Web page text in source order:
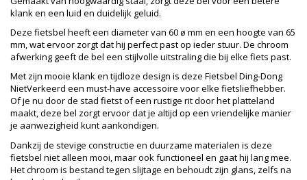
klank en een luid en duidelijk geluid.
Deze fietsbel heeft een diameter van 60 ø mm en een hoogte van 65
mm, wat ervoor zorgt dat hij perfect past op ieder stuur. De chroom
afwerking geeft de bel een stijlvolle uitstraling die bij elke fiets past.
Met zijn mooie klank en tijdloze design is deze Fietsbel Ding-Dong
NietVerkeerd een must-have accessoire voor elke fietsliefhebber.
Of je nu door de stad fietst of een rustige rit door het platteland
maakt, deze bel zorgt ervoor dat je altijd op een vriendelijke manier
je aanwezigheid kunt aankondigen.
Dankzij de stevige constructie en duurzame materialen is deze
fietsbel niet alleen mooi, maar ook functioneel en gaat hij lang mee.
Het chroom is bestand tegen slijtage en behoudt zijn glans, zelfs na